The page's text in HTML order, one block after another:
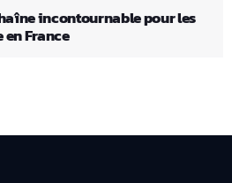
incontournable pour les
en France